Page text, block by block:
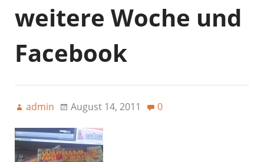
weitere Woche und
Facebook
admin August 14, 2011 0